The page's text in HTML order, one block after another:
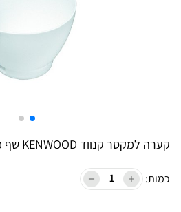
קערה למקסר קנווד KENWOOD שף מקורי !!!
כמות: